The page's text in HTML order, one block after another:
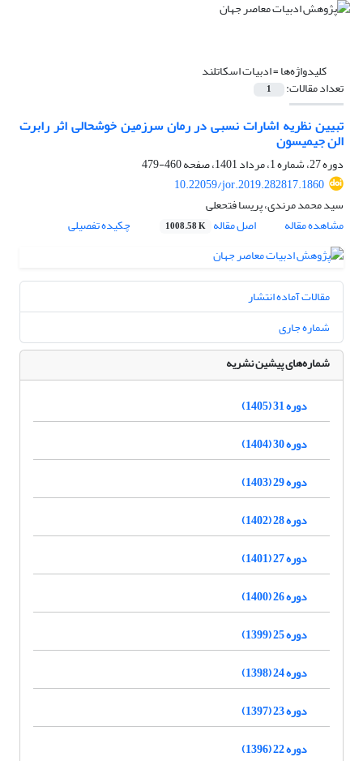
کلیدواژه‌ها =ادبیات اسکاتلند
تعداد مقالات: 1
تبیین نظریه اشارات نسبی در رمان سرزمین خوشحالی اثر رابرت
الن جیمیسون
دوره 27، شماره 1، مرداد 1401، صفحه
460-479
10.22059/jor.2019.282817.1860
سید محمد مرندی، پریسا فتحعلی
مشاهده مقاله
اصل مقاله 1008.58 K چکیده تفصیلی
مقالات آماده انتشار
شماره جاری
شماره‌های پیشین نشریه
دوره 31 (1405)
دوره 30 (1404)
دوره 29 (1403)
دوره 28 (1402)
دوره 27 (1401)
دوره 26 (1400)
دوره 25 (1399)
دوره 24 (1398)
دوره 23 (1397)
دوره 22 (1396)